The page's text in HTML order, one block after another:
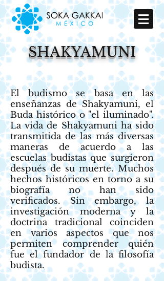
SHAKYAMUNI
El budismo se basa en las
enseñanzas de Shakyamuni, el
Buda histórico o "el iluminado".
La vida de Shakyamuni ha sido
transmitida de las más diversas
maneras de acuerdo a las
escuelas budistas que surgieron
después de su muerte. Muchos
hechos históricos en torno a su
biografía no han sido
verificados. Sin embargo, la
investigación moderna y la
doctrina tradicional coinciden
en varios aspectos que nos
permiten comprender quién
fue el fundador de la filosofía
budista.